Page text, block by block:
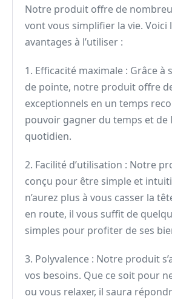
Notre produit offre de
vont vous simplifier la vie. Voici
avantages à l’utiliser :
1. Efficacité maximale : Grâce à
de pointe, notre produit offre
exceptionnels en un temps
pouvoir gagner du temps et de
quotidien.
2. Facilité d’utilisation : Notre
conçu pour être simple et
n’aurez plus à vous casser la
en route, il vous suffit de
simples pour profiter de ses
3. Polyvalence : Notre produit
vos besoins. Que ce soit pour
ou vous relaxer, il saura